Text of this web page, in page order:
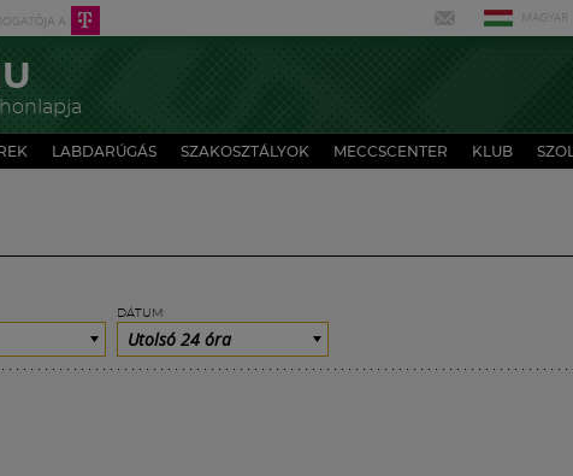
MAGYAR
LABDARÚGÁS SZAKOSZTÁLYOK MECCSCENTER KLUB
DÁTUM
Utolsó 24 óra